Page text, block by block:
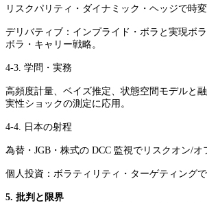
リスクパリティ・ダイナミック・ヘッジで時変
デリバティブ：インプライド・ボラと実現ボ
ボラ・キャリー戦略。
4-3. 学問・実務
高頻度計量、ベイズ推定、状態空間モデルと
実性ショックの測定に応用。
4-4. 日本の射程
為替・JGB・株式の DCC 監視でリスクオン/オ
個人投資：ボラティリティ・ターゲティングで
5. 批判と限界